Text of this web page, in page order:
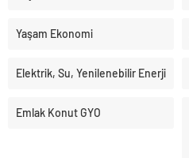
Yaşam Ekonomi
Elektrik, Su, Yenilenebilir Enerji
Emlak Konut GYO